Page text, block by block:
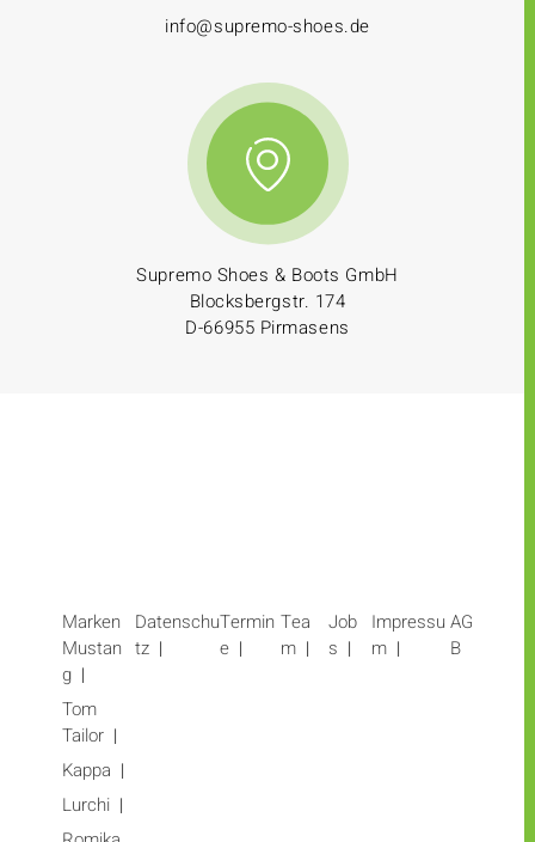
info@supremo-shoes.de
Supremo Shoes & Boots GmbH
Blocksbergstr. 174
D-66955 Pirmasens
Marken
Mustan
g
Tom
Tailor
Kappa
Lurchi
Datenschu
tz
Termin
e
Tea
m
Job
s
Impressu
m
AG
B